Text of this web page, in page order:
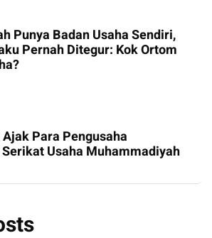
Punya Badan Usaha Sendiri,
Pernah Ditegur: Kok Ortom
Para Pengusaha
Usaha Muhammadiyah